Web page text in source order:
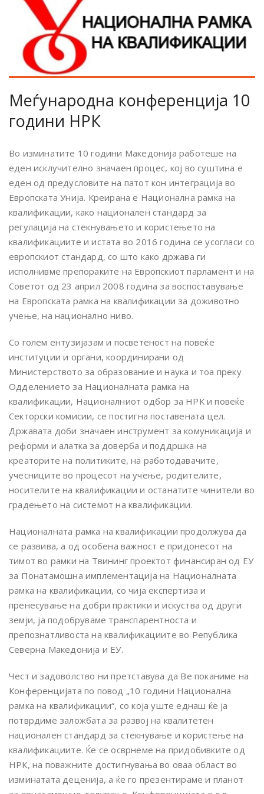
Меѓународна конференција 10
години НРК
Во изминатите 10 години Македонија работеше на
еден исклучително значаен процес, кој во суштина е
еден од предусловите на патот кон интеграција во
Европската Унија. Креирана е Национална рамка на
квалификации, како национален стандард за
регулација на стекнувањето и користењето на
квалификациите и истата во 2016 година се усогласи со
европскиот стандард, со што како држава ги
исполнивме препораките на Европскиот парламент и на
Советот од 23 април 2008 година за воспоставување
на Европската рамка на квалификации за доживотно
учење, на национално ниво.
Со голем ентузијазам и посветеност на повеќе
институции и органи, координирани од
Министерството за образование и наука и тоа преку
Одделението за Националната рамка на
квалификации, Националниот одбор за НРК и повеќе
Секторски комисии, се постигна поставената цел.
Државата доби значаен инструмент за комуникација и
реформи и алатка за доверба и поддршка на
креаторите на политиките, на работодавачите,
учесниците во процесот на учење, родителите,
носителите на квалификации и останатите чинители во
градењето на системот на квалификации.
Националната рамка на квалификации продолжува да
се развива, а од особена важност е придонесот на
тимот во рамки на Твининг проектот финансиран од ЕУ
за Понатамошна имплементација на Националната
рамка на квалификации, со чија експертиза и
пренесување на добри практики и искуства од други
земји, ја подобруваме транспарентноста и
препознатливоста на квалификациите во Република
Северна Македонија и ЕУ.
Чест и задоволство ни претставува да Ве поканиме на
Конференцијата по повод „10 години Национална
рамка на квалификации“, со која уште еднаш ќе ја
потврдиме заложбата за развој на квалитетен
национален стандард за стекнување и користење на
квалификациите. Ќе се осврнеме на придобивките од
НРК, на поважните достигнувања во оваа област во
изминатата деценија, а ќе го презентираме и планот